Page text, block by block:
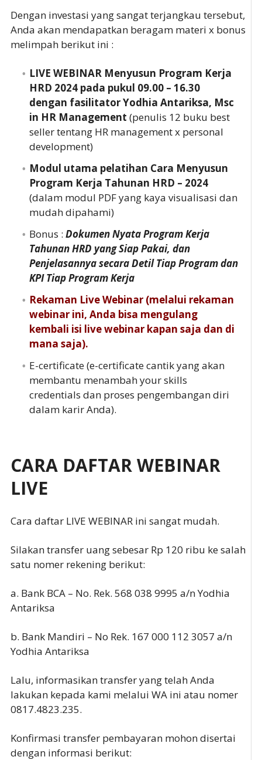
Dengan investasi yang sangat terjangkau tersebut,
Anda akan mendapatkan beragam materi x bonus
melimpah berikut ini :
LIVE WEBINAR Menyusun Program Kerja
HRD 2024 pada pukul 09.00 – 16.30
dengan fasilitator Yodhia Antariksa, Msc
in HR Management (penulis 12 buku best
seller tentang HR management x personal
development)
Modul utama pelatihan Cara Menyusun
Program Kerja Tahunan HRD – 2024
(dalam modul PDF yang kaya visualisasi dan
mudah dipahami)
Bonus : Dokumen Nyata Program Kerja
Tahunan HRD yang Siap Pakai, dan
Penjelasannya secara Detil Tiap Program dan
KPI Tiap Program Kerja
Rekaman Live Webinar (melalui rekaman
webinar ini, Anda bisa mengulang
kembali isi live webinar kapan saja dan di
mana saja).
E-certificate (e-certificate cantik yang akan
membantu menambah your skills
credentials dan proses pengembangan diri
dalam karir Anda).
CARA DAFTAR WEBINAR
LIVE
Cara daftar LIVE WEBINAR ini sangat mudah.
Silakan transfer uang sebesar Rp 120 ribu ke salah
satu nomer rekening berikut:
a. Bank BCA – No. Rek. 568 038 9995 a/n Yodhia
Antariksa
b. Bank Mandiri – No Rek. 167 000 112 3057 a/n
Yodhia Antariksa
Lalu, informasikan transfer yang telah Anda
lakukan kepada kami melalui WA ini atau nomer
0817.4823.235.
Konfirmasi transfer pembayaran mohon disertai
dengan informasi berikut: